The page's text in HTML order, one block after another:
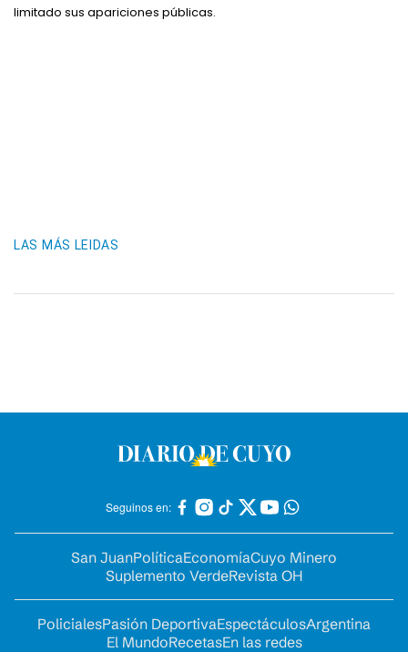
limitado sus apariciones públicas.
LAS MÁS LEIDAS
Seguinos en:
San JuanPolíticaEconomíaCuyo Minero
Suplemento VerdeRevista OH
PolicialesPasión DeportivaEspectáculosArgentina
El MundoRecetasEn las redes